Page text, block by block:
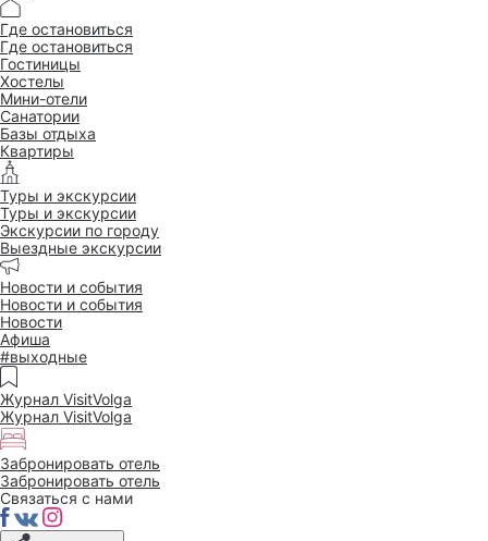
Где остановиться
Где остановиться
Гостиницы
Хостелы
Мини-отели
Санатории
Базы отдыха
Квартиры
Туры и экскурсии
Туры и экскурсии
Экскурсии по городу
Выездные экскурсии
Новости и события
Новости и события
Новости
Афиша
#выходные
Журнал VisitVolga
Журнал VisitVolga
Забронировать отель
Забронировать отель
Связаться с нами